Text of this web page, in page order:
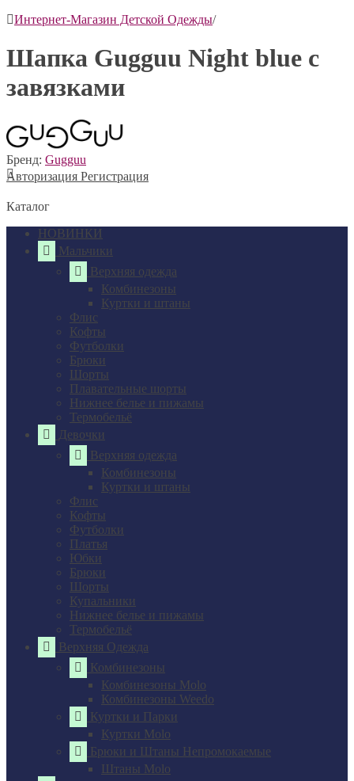
Интернет-Магазин Детской Одежды/
Шапка Gugguu Night blue с
завязками
Бренд: Gugguu
Авторизация Регистрация
Каталог
НОВИНКИ
Мальчики
Верхняя одежда
Комбинезоны
Куртки и штаны
Флис
Кофты
Футболки
Брюки
Шорты
Плавательные шорты
Нижнее белье и пижамы
Термобельё
Девочки
Верхняя одежда
Комбинезоны
Куртки и штаны
Флис
Кофты
Футболки
Платья
Юбки
Брюки
Шорты
Купальники
Нижнее белье и пижамы
Термобельё
Верхняя Одежда
Комбинезоны
Комбинезоны Molo
Комбинезоны Weedo
Куртки и Парки
Куртки Molo
Брюки и Штаны Непромокаемые
Штаны Molo